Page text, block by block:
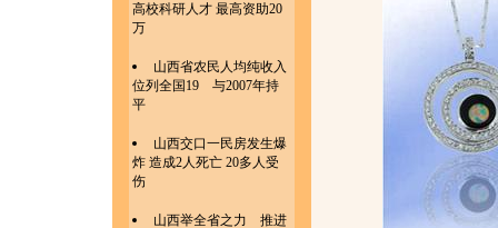
高校科研人才 最高资助20
万
山西省农民人均纯收入
位列全国19 与2007年持
平
山西交口一民房发生爆
炸 造成2人死亡 20多人受
伤
山西举全省之力 推进